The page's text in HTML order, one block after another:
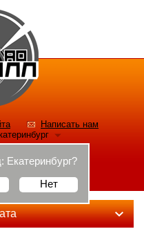
Написать нам
Екатеринбург?
Нет